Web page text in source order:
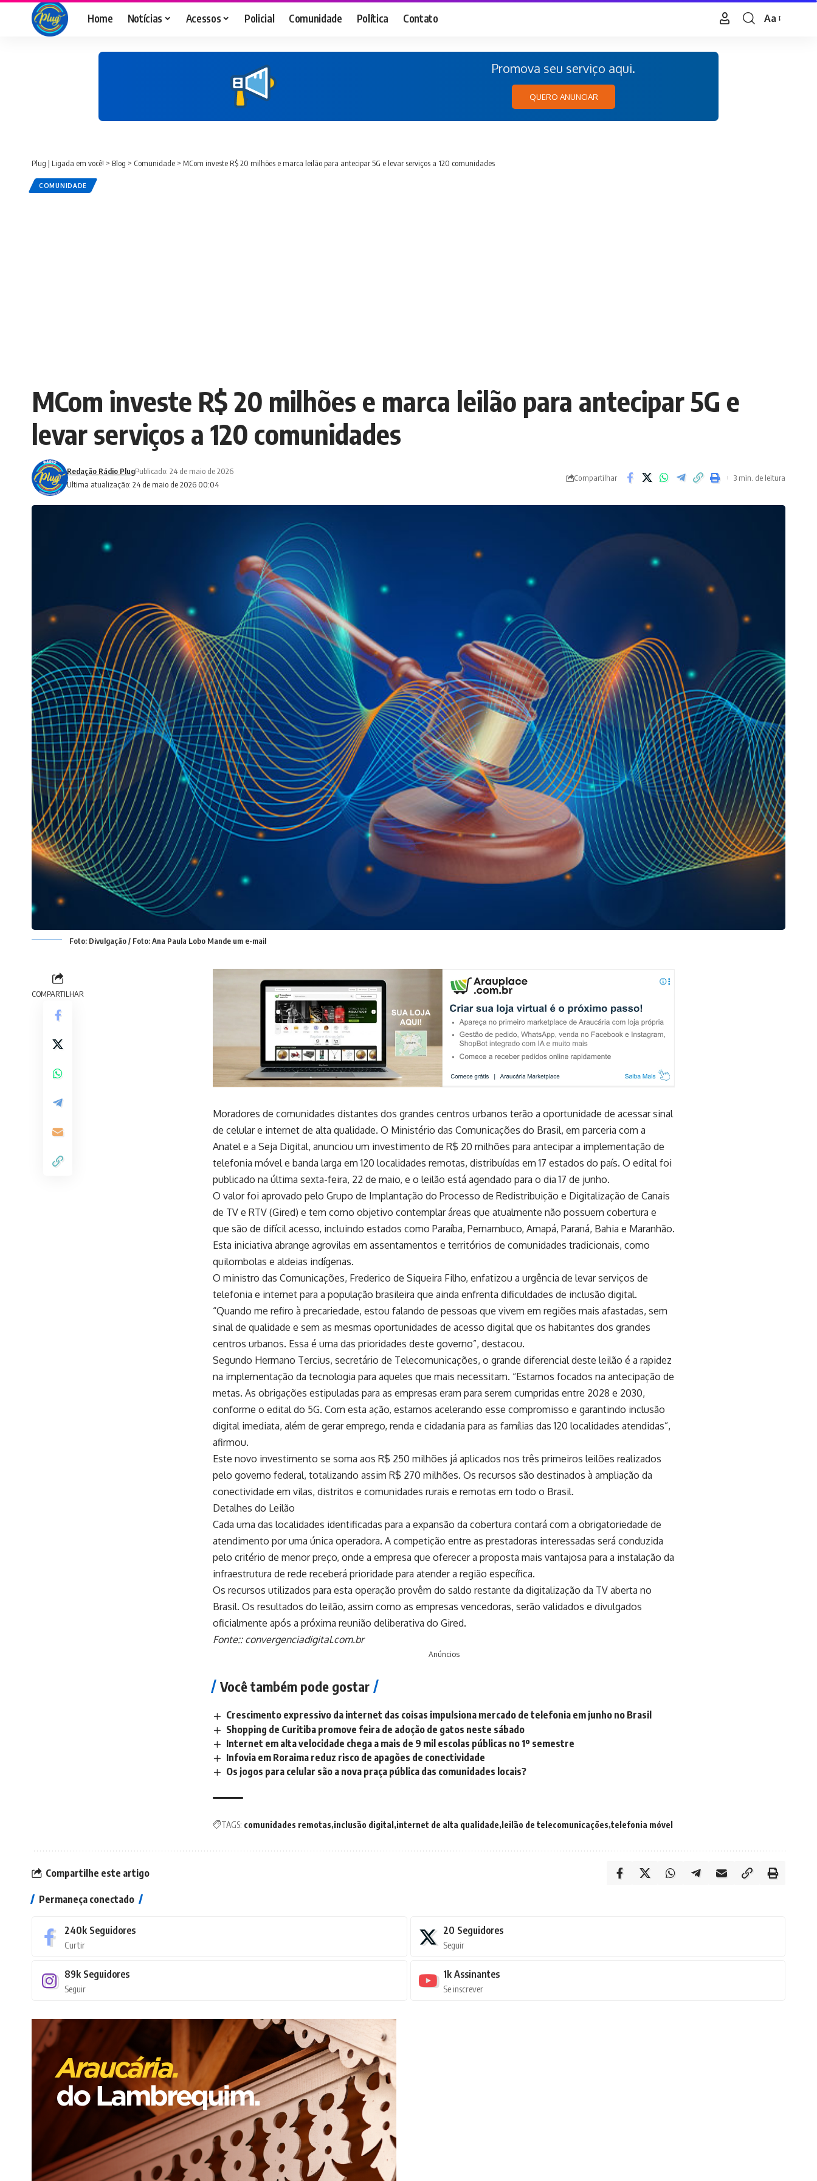
Home Notícias Acessos Policial Comunidade Política Contato Aa
Promova seu serviço aqui.
QUERO ANUNCIAR
Plug | Ligada em você! > Blog > Comunidade > MCom investe R$ 20 milhões e marca leilão para antecipar 5G e levar serviços a 120 comunidades
COMUNIDADE
MCom investe R$ 20 milhões e marca leilão para antecipar 5G e
levar serviços a 120 comunidades
Ultima atualização: 24 de maio de 2026 00:04
Redação Rádio PlugPublicado: 24 de maio de 2026
Compartilhar 3 min. de leitura
Foto: Divulgação / Foto: Ana Paula Lobo Mande um e-mail
COMPARTILHAR
Moradores de comunidades distantes dos grandes centros urbanos terão a oportunidade de acessar sinal
de celular e internet de alta qualidade. O Ministério das Comunicações do Brasil, em parceria com a
Anatel e a Seja Digital, anunciou um investimento de R$ 20 milhões para antecipar a implementação de
telefonia móvel e banda larga em 120 localidades remotas, distribuídas em 17 estados do país. O edital foi
publicado na última sexta-feira, 22 de maio, e o leilão está agendado para o dia 17 de junho.
O valor foi aprovado pelo Grupo de Implantação do Processo de Redistribuição e Digitalização de Canais
de TV e RTV (Gired) e tem como objetivo contemplar áreas que atualmente não possuem cobertura e
que são de difícil acesso, incluindo estados como Paraíba, Pernambuco, Amapá, Paraná, Bahia e Maranhão.
Esta iniciativa abrange agrovilas em assentamentos e territórios de comunidades tradicionais, como
quilombolas e aldeias indígenas.
O ministro das Comunicações, Frederico de Siqueira Filho, enfatizou a urgência de levar serviços de
telefonia e internet para a população brasileira que ainda enfrenta dificuldades de inclusão digital.
“Quando me refiro à precariedade, estou falando de pessoas que vivem em regiões mais afastadas, sem
sinal de qualidade e sem as mesmas oportunidades de acesso digital que os habitantes dos grandes
centros urbanos. Essa é uma das prioridades deste governo”, destacou.
Segundo Hermano Tercius, secretário de Telecomunicações, o grande diferencial deste leilão é a rapidez
na implementação da tecnologia para aqueles que mais necessitam. “Estamos focados na antecipação de
metas. As obrigações estipuladas para as empresas eram para serem cumpridas entre 2028 e 2030,
conforme o edital do 5G. Com esta ação, estamos acelerando esse compromisso e garantindo inclusão
digital imediata, além de gerar emprego, renda e cidadania para as famílias das 120 localidades atendidas”,
afirmou.
Este novo investimento se soma aos R$ 250 milhões já aplicados nos três primeiros leilões realizados
pelo governo federal, totalizando assim R$ 270 milhões. Os recursos são destinados à ampliação da
conectividade em vilas, distritos e comunidades rurais e remotas em todo o Brasil.
Detalhes do Leilão
Cada uma das localidades identificadas para a expansão da cobertura contará com a obrigatoriedade de
atendimento por uma única operadora. A competição entre as prestadoras interessadas será conduzida
pelo critério de menor preço, onde a empresa que oferecer a proposta mais vantajosa para a instalação da
infraestrutura de rede receberá prioridade para atender a região específica.
Os recursos utilizados para esta operação provêm do saldo restante da digitalização da TV aberta no
Brasil. Os resultados do leilão, assim como as empresas vencedoras, serão validados e divulgados
oficialmente após a próxima reunião deliberativa do Gired.
Fonte:: convergenciadigital.com.br
Anúncios
Você também pode gostar
Crescimento expressivo da internet das coisas impulsiona mercado de telefonia em junho no Brasil
Shopping de Curitiba promove feira de adoção de gatos neste sábado
Internet em alta velocidade chega a mais de 9 mil escolas públicas no 1º semestre
Infovia em Roraima reduz risco de apagões de conectividade
Os jogos para celular são a nova praça pública das comunidades locais?
TAGS: comunidades remotas inclusão digital internet de alta qualidade leilão de telecomunicações telefonia móvel
Compartilhe este artigo
Permaneça conectado
240k Seguidores
Curtir
20 Seguidores
Seguir
89k Seguidores
Seguir
1k Assinantes
Se inscrever